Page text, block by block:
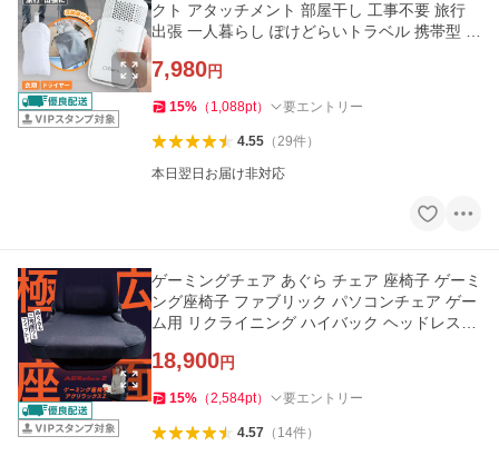
クト アタッチメント 部屋干し 工事不要 旅行
出張 一人暮らし ぽけどらいトラベル 携帯型 除
7,980円
15% （ 1,088pt） 要エントリー
4.55（29件）
本日翌日お届け非対応
ゲーミングチェア あぐら チェア 座椅子 ゲーミ
ング座椅子 ファブリック パソコンチェア ゲー
ム用 リクライニング ハイバック ヘッドレスト
18,900円
15% （2,584pt） 要エントリー
4.57（ 14件）